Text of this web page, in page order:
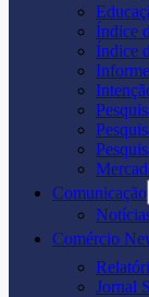
Índice
Índice
Comunicação
Comércio
Jornal